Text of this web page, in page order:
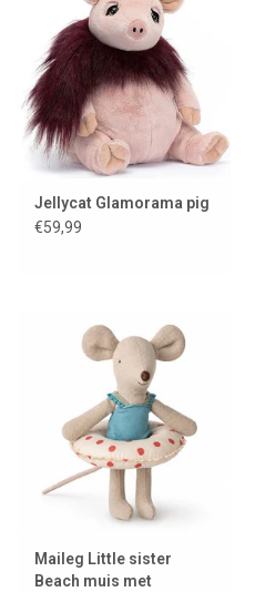
Jellycat Glamorama pig
€59,99
Maileg Little sister
Beach muis met